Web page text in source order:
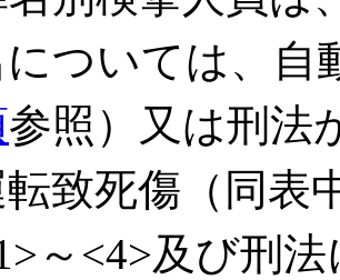
ついては、自
参照）又は刑法
致死傷（同表
～<4>及び刑